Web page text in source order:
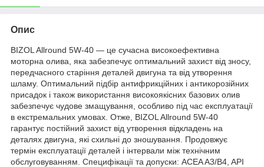
Опис
BIZOL Allround 5W-40 — це сучасна високоефективна
моторна олива, яка забезпечує оптимальний захист від зносу,
передчасного старіння деталей двигуна та від утворення
шламу. Оптимальний підбір антифрикційних і антикорозійних
присадок і також використання високоякісних базових олив
забезпечує чудове змащування, особливо під час експлуатації
в екстремальних умовах. Отже, BIZOL Allround 5W-40
гарантує постійний захист від утворення відкладень на
деталях двигуна, які схильні до зношування. Продовжує
термін експлуатації деталей і інтервали між технічним
обслуговуванням. Специфікації та допуски: ACEA A3/B4, API